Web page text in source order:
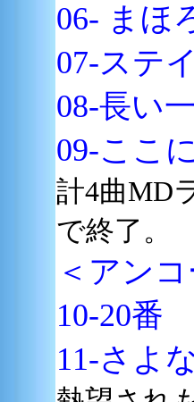
06- まほ
07-ステ
08-長い
09-ここ
計4曲MD
で終了。
＜アン
10-20番
11-さよ